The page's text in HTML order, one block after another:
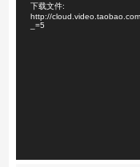
下载文件:
http://
_=5